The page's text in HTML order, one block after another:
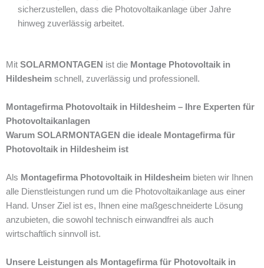
sicherzustellen, dass die Photovoltaikanlage über Jahre
hinweg zuverlässig arbeitet.
Mit SOLARMONTAGEN ist die Montage Photovoltaik in
Hildesheim schnell, zuverlässig und professionell.
Montagefirma Photovoltaik in Hildesheim – Ihre Experten für
Photovoltaikanlagen
Warum SOLARMONTAGEN die ideale Montagefirma für
Photovoltaik in Hildesheim ist
Als Montagefirma Photovoltaik in Hildesheim bieten wir Ihnen
alle Dienstleistungen rund um die Photovoltaikanlage aus einer
Hand. Unser Ziel ist es, Ihnen eine maßgeschneiderte Lösung
anzubieten, die sowohl technisch einwandfrei als auch
wirtschaftlich sinnvoll ist.
Unsere Leistungen als Montagefirma für Photovoltaik in